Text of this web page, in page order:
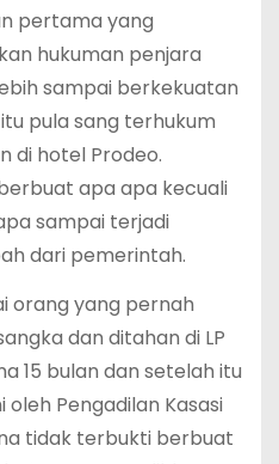
pertama yang
hukuman penjara
sampai berkekuatan
pula sang terhukum
di hotel Prodeo.
apa apa kecuali
sampai terjadi
dari pemerintah.
orang yang pernah
dan ditahan di LP
15 bulan dan setelah itu
Pengadilan Kasasi
tidak terbukti berbuat